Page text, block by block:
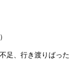
足、行き渡りばった